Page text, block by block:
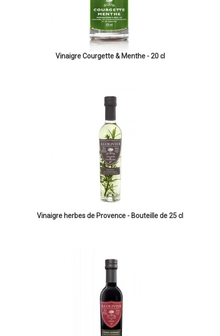
Vinaigre Courgette & Menthe - 20 cl
Vinaigre herbes de Provence - Bouteille de 25 cl